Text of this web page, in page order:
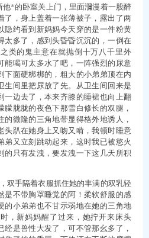
*的卧室关上门，里面瀰漫着一股醉
了，身上盖着一张薄被子，露出了两
隐约看到新妈妈今天穿的是一件粉黄
太多了，感到头昏昏沉沉的，一倒在
类的鬼主意在就抛倒十万八千里外
能喝可太多水了吧，一阵强烈的尿意
下面硬梆梆的，粗大的小弟弟顶在内
生间里把尿放了先。从卫生间回来是
一边去了，本来齐膝的睡裙也向上翻
胧胧的夜色下那雪白修长的双腿，
微隆的三角地带显得格外地诱人，
头趴在她身上又吻又啃，我顿时睡意
弟又立刻跳动起来，这时我已被慾火
的只有发洩，要发洩一下这几天所积
双手隔着衣服抓住她的丰满的双乳轻
是不带胸罩睡觉的阿！柔软舒服的感
的小弟弟也不甘示弱地在她的三角地
，新妈妈醒了过来，她拧开来床头
是兽性大发了，可不管那幺多了，